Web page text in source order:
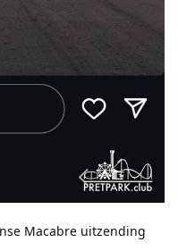
Macabre uitzending